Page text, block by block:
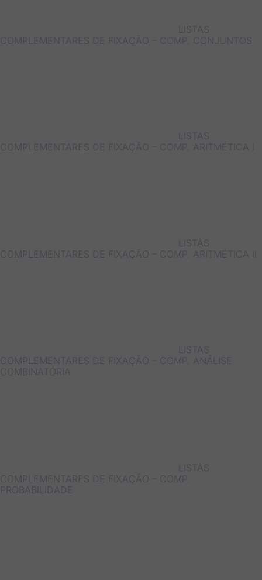
LISTAS
COMPLEMENTARES DE FIXAÇÃO – COMP. CONJUNTOS
LISTAS
COMPLEMENTARES DE FIXAÇÃO – COMP. ARITMÉTICA I
LISTAS
COMPLEMENTARES DE FIXAÇÃO – COMP. ARITMÉTICA II
LISTAS
COMPLEMENTARES DE FIXAÇÃO – COMP. ANÁLISE
COMBINATÓRIA
LISTAS
COMPLEMENTARES DE FIXAÇÃO – COMP.
PROBABILIDADE